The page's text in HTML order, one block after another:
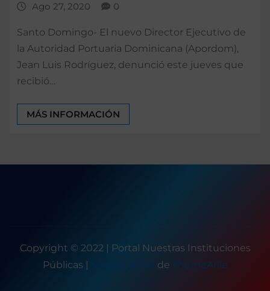
Ago 27, 2020 0
Santo Domingo- El nuevo Director Ejecutivo de
la Autoridad Portuaria Dominicana (Apordom),
Jean Luis Rodríguez, denunció este jueves que
recibió…
MÁS INFORMACIÓN
Copyright © 2022 | Portal Nuestras Instituciones
Públicas | Seattle News de ThemeArile